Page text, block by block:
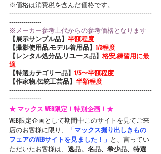
※価格は消費税を含んだ価格です。
-----------------------------------------------------------------------
----------------
※メーカー参考上代からの参考価格となります
【展示サンプル品】 半額程度
【撮影使用品,モデル着用品】 1/3程度
【レンタル処分品,リユース品】 格安,練習用に最
適
【特選カテゴリー品】 1/3〜半額程度
【作家物,伝統工芸品】 半額程度
-----------------------------------------------------------------------
----------------
★ マックス WEB限定！特別企画！★
WEB限定企画として期間中このサイトを見てご来
店のお客様に限り、
「マックス掘り出しきもの
フェアのWEBサイトを見ました！」 と、言ってい
ただいたお客様は、 逸品、名品、希少品、特選